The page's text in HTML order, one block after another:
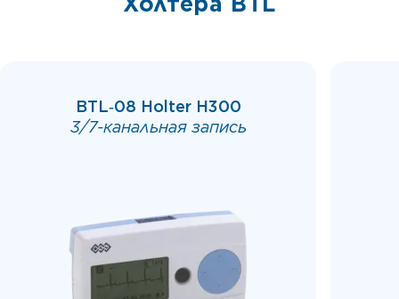
BTL‑08 Holter H300
3/7-канальная запись